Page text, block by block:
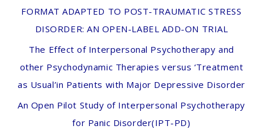
FORMAT ADAPTED TO POST-TRAUMATIC STRESS
DISORDER: AN OPEN-LABEL ADD-ON TRIAL
The Effect of Interpersonal Psychotherapy and
other Psychodynamic Therapies versus ‘Treatment
as Usual’in Patients with Major Depressive Disorder
An Open Pilot Study of Interpersonal Psychotherapy
for Panic Disorder(IPT-PD)